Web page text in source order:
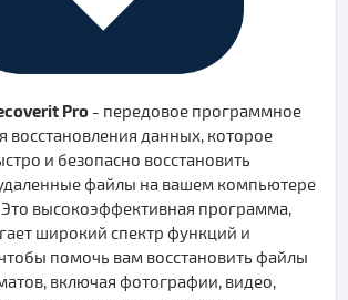
Pro - передовое программное
восстановления данных, которое
и безопасно восстановить
файлы на вашем компьютере
Это высокоэффективная программа,
широкий спектр функций и
помочь вам восстановить файлы
включая фотографии, видео,